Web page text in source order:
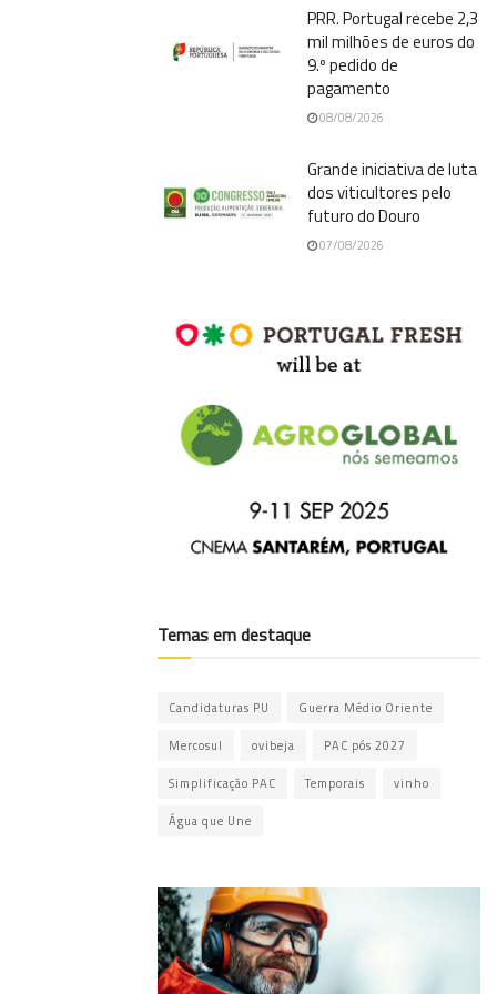
PRR. Portugal recebe 2,3
mil milhões de euros do
9.º pedido de
pagamento
08/08/2026
Grande iniciativa de luta
dos viticultores pelo
futuro do Douro
07/08/2026
Temas em destaque
Candidaturas PU Guerra Médio Oriente
Mercosul ovibeja PAC pós 2027
Simplificação PAC Temporais vinho
Água que Une